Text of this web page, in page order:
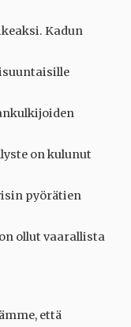
Kadun
on kulunut
pyörätien
ollut vaarallista
että